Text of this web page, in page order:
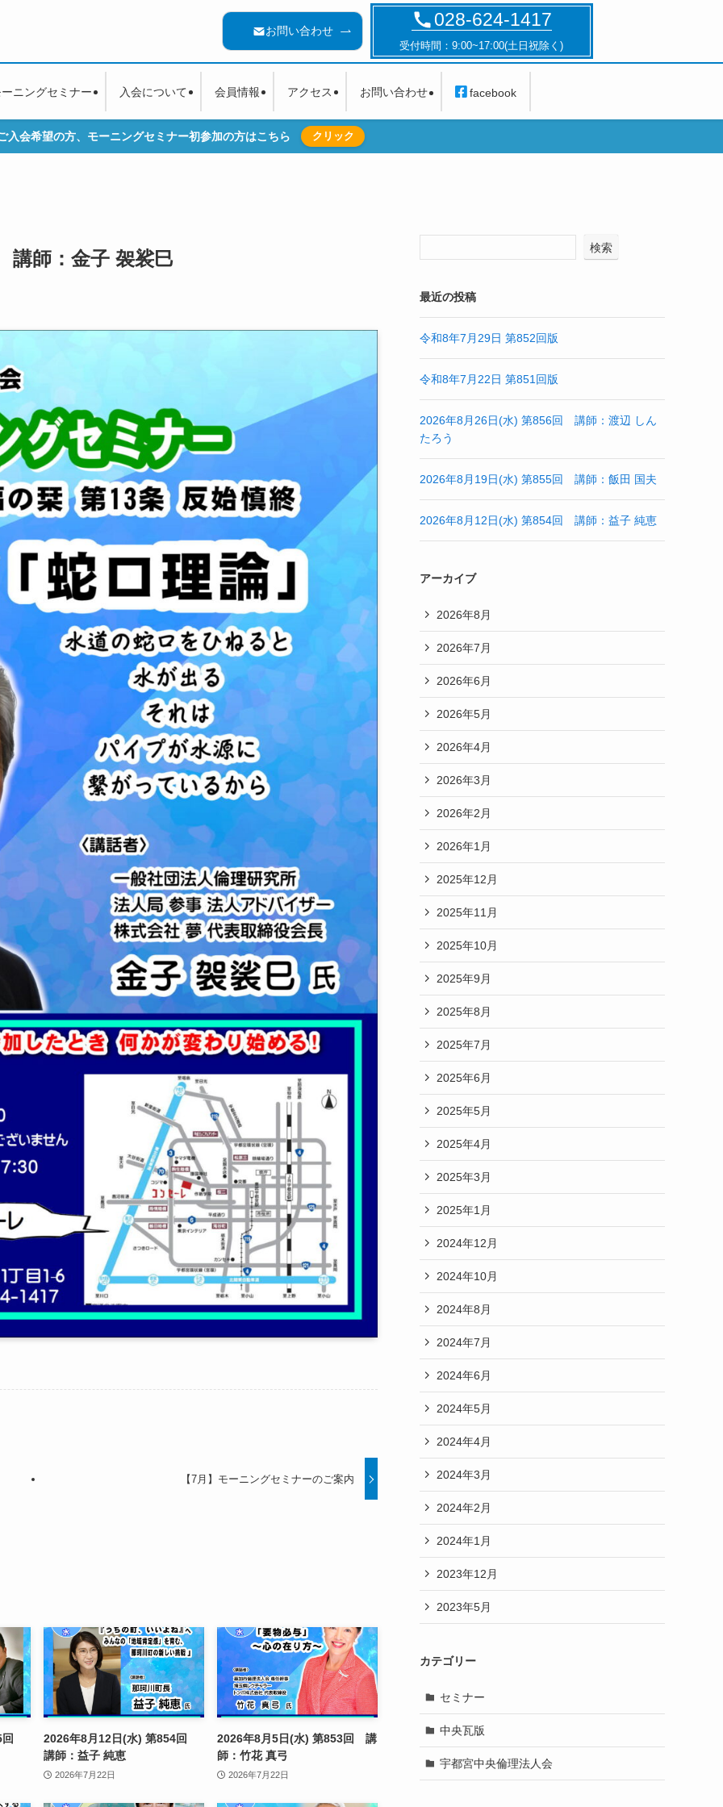
ニングセミナー 入会について 会員情報 アクセス お問い合わせ facebook
お問い合わせ
028-624-1417
受付時間：9:00~17:00(土日祝除く)
入会希望の方、モーニングセミナー初参加の方はこちら クリック
講師：金子 袈裟巳
【7月】モーニングセミナーのご案内
回
2026年8月12日(水) 第854回
講師：益子 純恵
2026年7月22日
2026年8月5日(水) 第853回 講
師：竹花 真弓
2026年7月22日
検索
最近の投稿
令和8年7月29日 第852回版
令和8年7月22日 第851回版
2026年8月26日(水) 第856回 講師：渡辺 しん
たろう
2026年8月19日(水) 第855回 講師：飯田 国夫
2026年8月12日(水) 第854回 講師：益子 純恵
アーカイブ
2026年8月
2026年7月
2026年6月
2026年5月
2026年4月
2026年3月
2026年2月
2026年1月
2025年12月
2025年11月
2025年10月
2025年9月
2025年8月
2025年7月
2025年6月
2025年5月
2025年4月
2025年3月
2025年1月
2024年12月
2024年10月
2024年8月
2024年7月
2024年6月
2024年5月
2024年4月
2024年3月
2024年2月
2024年1月
2023年12月
2023年5月
カテゴリー
セミナー
中央瓦版
宇都宮中央倫理法人会